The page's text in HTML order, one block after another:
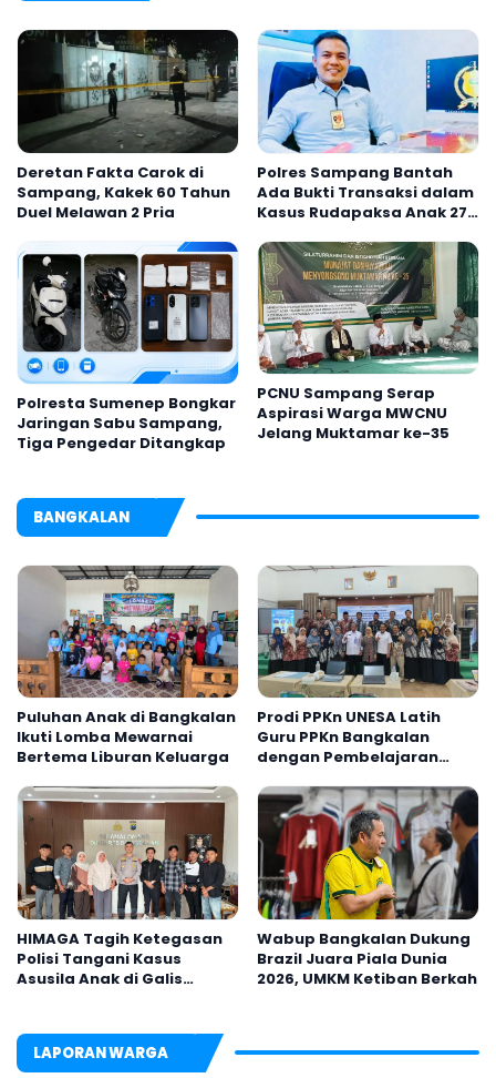
Deretan Fakta Carok di
Sampang, Kakek 60 Tahun
Duel Melawan 2 Pria
Polres Sampang Bantah
Ada Bukti Transaksi dalam
Kasus Rudapaksa Anak 27
Polresta Sumenep Bongkar
Jaringan Sabu Sampang,
Tiga Pengedar Ditangkap
PCNU Sampang Serap
Aspirasi Warga MWCNU
Jelang Muktamar ke-35
BANGKALAN
Puluhan Anak di Bangkalan
Ikuti Lomba Mewarnai
Bertema Liburan Keluarga
Prodi PPKn UNESA Latih
Guru PPKn Bangkalan
dengan Pembelajaran
HIMAGA Tagih Ketegasan
Polisi Tangani Kasus
Asusila Anak di Galis
Wabup Bangkalan Dukung
Brazil Juara Piala Dunia
2026, UMKM Ketiban Berkah
LAPORAN WARGA